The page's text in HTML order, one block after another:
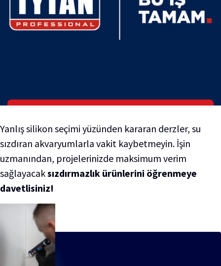
Yanlış silikon seçimi yüzünden kararan derzler, su
sızdıran akvaryumlarla vakit kaybetmeyin. İşin
uzmanından, projelerinizde maksimum verim
sağlayacaksızdırmazlık ürünlerini öğrenmeye
davetlisiniz!